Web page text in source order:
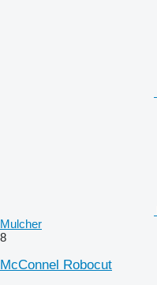
Mulcher
8
McConnel Robocut